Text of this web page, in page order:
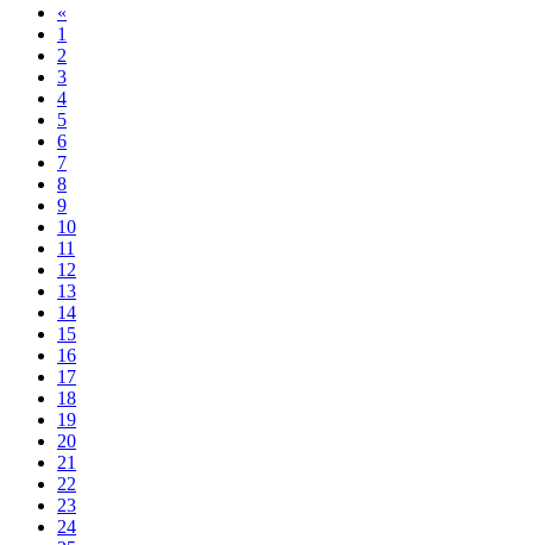
«
1
2
3
4
5
6
7
8
9
10
11
12
13
14
15
16
17
18
19
20
21
22
23
24